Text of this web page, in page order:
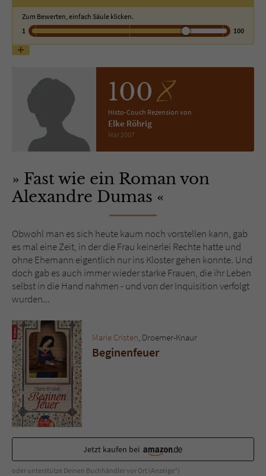
Zum Bewerten, einfach Säule klicken.
1
100
100
Histo-Couch Rezension von
Elke Röhrig
Mär 2007
Fast wie ein Roman von
Alexandre Dumas
Obwohl man es sich heute kaum noch vorstellen kann, gab
es mal eine Zeit, in der die Frau keinerlei Rechte hatte und
ohne Ehemann eigentlich nur ins Kloster gehen konnte. Und
doch gab es auch immer wieder starke Frauen, die ihr Leben
selbst in die Hand nahmen - und von der Inquisition verfolgt
wurden...
Marie Cristen , Droemer-Knaur
Beginenfeuer
Jetzt kaufen bei
oder unterstütze Deinen Buchhändler vor Ort (Anzeige*)
Name tx_pwcomments_ahash
Anbieter
Laufzeit
Zweck Cookie für Kommentare einzelner Buchtitel
Name fe_typo_user
Anbieter Literatur-Couch Medien GmbH & Co. KG
Laufzeit Session
Zweck
Dieses Cookie gewährleistet die
Kommunikation der Webseite mit dem
Benutzer. Es wird benötigt um z. B. den
Sicherheitscode des Kontaktformulars zu
überprüfen.